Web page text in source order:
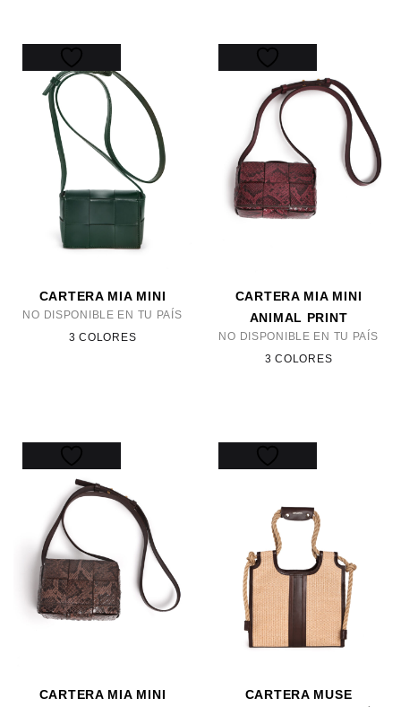
CARTERA MIA MINI
NO DISPONIBLE EN TU PAÍS
3 COLORES
CARTERA MIA MINI
ANIMAL PRINT
NO DISPONIBLE EN TU PAÍS
3 COLORES
CARTERA MIA MINI CARTERA MUSE